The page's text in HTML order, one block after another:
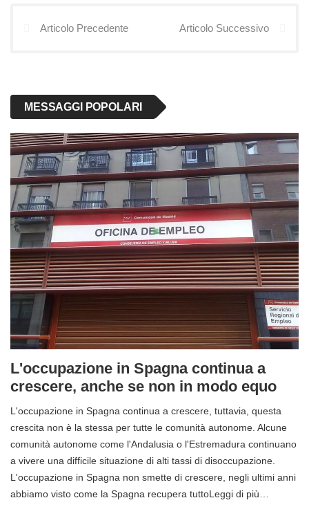
Articolo Precedente Articolo Successivo
MESSAGGI POPOLARI
L'occupazione in Spagna continua a
crescere, anche se non in modo equo
L'occupazione in Spagna continua a crescere, tuttavia, questa
crescita non è la stessa per tutte le comunità autonome. Alcune
comunità autonome come l'Andalusia o l'Estremadura continuano
a vivere una difficile situazione di alti tassi di disoccupazione.
L'occupazione in Spagna non smette di crescere, negli ultimi anni
abbiamo visto come la Spagna recupera tuttoLeggi di più…